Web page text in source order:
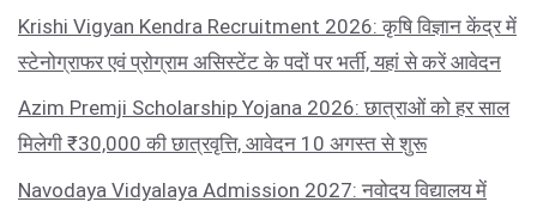
Krishi Vigyan Kendra Recruitment 2026: कृषि विज्ञान केंद्र में
स्टेनोग्राफर एवं प्रोग्राम असिस्टेंट के पदों पर भर्ती, यहां से करें आवेदन
Azim Premji Scholarship Yojana 2026: छात्राओं को हर साल
मिलेगी ₹30,000 की छात्रवृत्ति, आवेदन 10 अगस्त से शुरू
Navodaya Vidyalaya Admission 2027: नवोदय विद्यालय में